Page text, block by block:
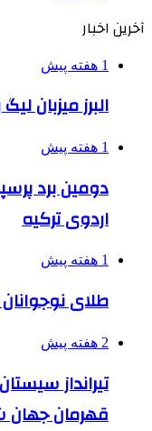
آخرین اخبار
1 هفته پیش
البرز میزبان
1 هفته پیش
دومین برد
اردوی ترکیه
1 هفته پیش
طلای
2 هفته پیش
تیرانداز
قهرمان